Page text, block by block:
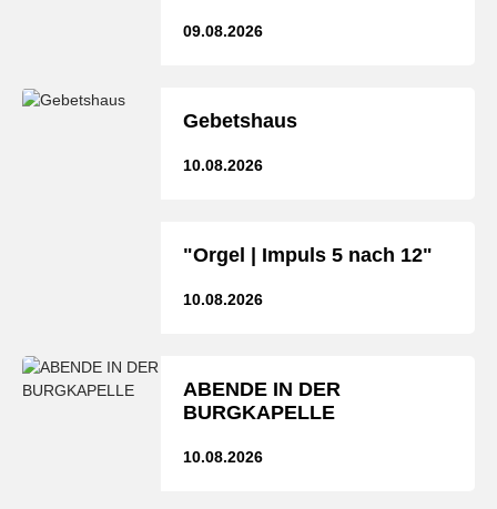
09.08.2026
Gebetshaus
10.08.2026
"Orgel | Impuls 5 nach 12"
10.08.2026
ABENDE IN DER
BURGKAPELLE
10.08.2026